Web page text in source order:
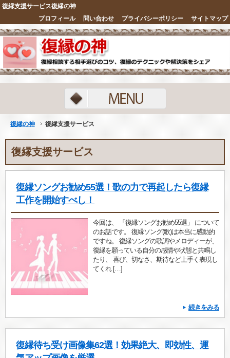
復縁支援サービス復縁の神
サイトマップ
プライバシーポリシー
問い合わせ
プロフィール
ランキング
復縁の神 復縁支援サービス
復縁支援サービス
復縁ソングお勧め55選！歌の力で再起したら復縁
工作を開始すべし！
今回は、 「復縁ソングお勧め55選」 について
のお話です。 復縁ソング(歌)は本当に感動的
ですね。 復縁ソングの歌詞やメロディーが、
復縁を願っている自分の感情や状態と共鳴し
たり、 喜び、切なさ、期待など上手く表現し
てくれ […]
続きをみる
復縁待ち受け画像集62選！効果絶大、即効性、運